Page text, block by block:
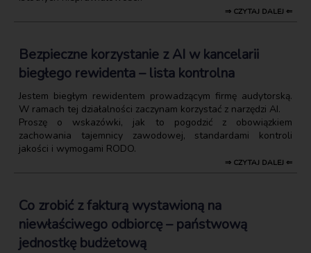
⇒ CZYTAJ DALEJ ⇐
Bezpieczne korzystanie z AI w kancelarii
biegłego rewidenta – lista kontrolna
Jestem biegłym rewidentem prowadzącym firmę audytorską.
W ramach tej działalności zaczynam korzystać z narzędzi AI.
Proszę o wskazówki, jak to pogodzić z obowiązkiem
zachowania tajemnicy zawodowej, standardami kontroli
jakości i wymogami RODO.
⇒ CZYTAJ DALEJ ⇐
Co zrobić z fakturą wystawioną na
niewłaściwego odbiorcę – państwową
jednostkę budżetową